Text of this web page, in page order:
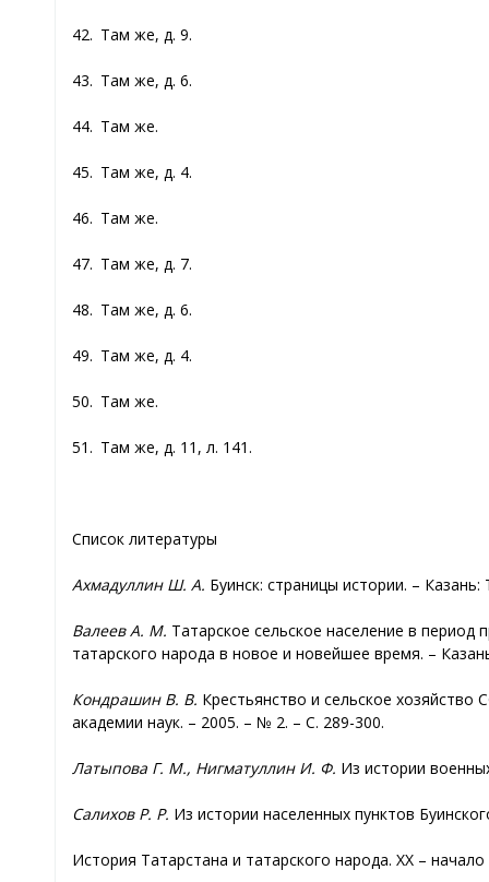
42. Там же, д. 9.
43. Там же, д. 6.
44. Там же.
45. Там же, д. 4.
46. Там же.
47. Там же, д. 7.
48. Там же, д. 6.
49. Там же, д. 4.
50. Там же.
51. Там же, д. 11, л. 141.
Список литературы
Ахмадуллин Ш. А. Буинск: страницы истории. –
Валеев А. М. Татарское сельское население в
татарского народа в новое и новейшее время. –
Кондрашин В. В. Крестьянство и сельское
академии наук. – 2005. – № 2. – С. 289-300.
Латыпова Г. М., Нигматуллин И. Ф. Из истории
Салихов Р. Р. Из истории населенных пунктов
История Татарстана и татарского народа. XX –